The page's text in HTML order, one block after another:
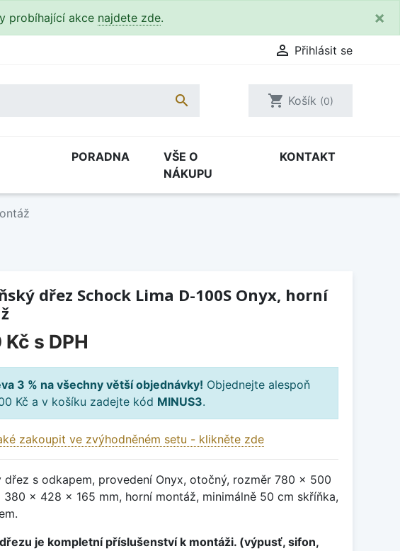
probíhající akce najdete zde. ×
 Přihlásit se
 shopping_cart Košík (0)
PORADNA
VŠE O
NÁKUPU
KONTAKT
dřez Schock Lima D-100S Onyx, horní
Kč s DPH
3 % na všechny větší objednávky! Objednejte alespoň
Kč a v košíku zadejte kód MINUS3.
zakoupit ve zvýhodněném setu - klikněte zde
dřez s odkapem, provedení Onyx, otočný, rozměr 780 x 500
380 x 428 x 165 mm, horní montáž, minimálně 50 cm skříňka,
je kompletní příslušenství k montáži. (výpusť, sifon,